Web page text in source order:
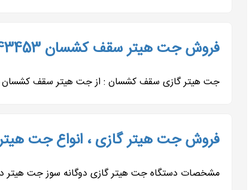
فروش جت هیتر سقف کشسان 09197443453
جت هیتر گازی سقف کشسان : از جت هیتر سقف کشسان
فروش جت هیتر گازی ، انواع جت
مشخصات دستگاه جت هیتر گازی دوگانه سوز جت هیتر دوگانه‌سوز (گاز –